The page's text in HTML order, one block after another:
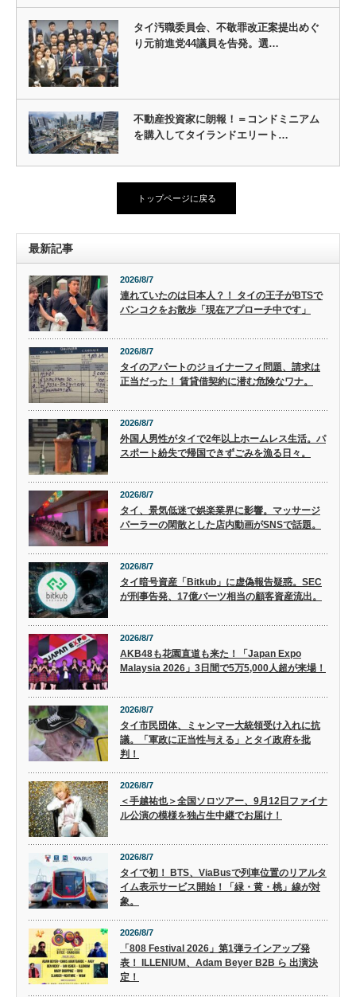
タイ汚職委員会、不敬罪改正案提出めぐ
り元前進党44議員を告発。選…
不動産投資家に朗報！＝コンドミニアム
を購入してタイランドエリート…
トップページに戻る
最新記事
2026/8/7
連れていたのは日本人？！ タイの王子がBTSで
バンコクをお散歩「現在アプローチ中です」
2026/8/7
タイのアパートのジョイナーフィ問題、請求は
正当だった！ 賃貸借契約に潜む危険なワナ。
2026/8/7
外国人男性がタイで2年以上ホームレス生活。パ
スポート紛失で帰国できずごみを漁る日々。
2026/8/7
タイ、景気低迷で娯楽業界に影響。マッサージ
パーラーの閑散とした店内動画がSNSで話題。
2026/8/7
タイ暗号資産「Bitkub」に虚偽報告疑惑。SEC
が刑事告発、17億バーツ相当の顧客資産流出。
2026/8/7
AKB48も花園直道も来た！「Japan Expo
Malaysia 2026」3日間で5万5,000人超が来場！
2026/8/7
タイ市民団体、ミャンマー大統領受け入れに抗
議。「軍政に正当性与える」とタイ政府を批
判！
2026/8/7
＜手越祐也＞全国ソロツアー、9月12日ファイナ
ル公演の模様を独占生中継でお届け！
2026/8/7
タイで初！ BTS、ViaBusで列車位置のリアルタ
イム表示サービス開始！「緑・黄・桃」線が対
象。
2026/8/7
「808 Festival 2026」第1弾ラインアップ発
表！ ILLENIUM、Adam Beyer B2B ら 出演決
定！